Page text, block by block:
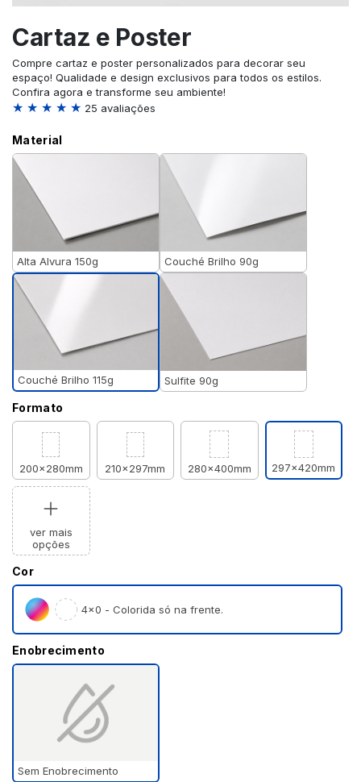
Cartaz e Poster
Compre cartaz e poster personalizados para decorar seu
espaço! Qualidade e design exclusivos para todos os estilos.
Confira agora e transforme seu ambiente!
★ ★ ★ ★ ★ 25 avaliações
Material
Alta Alvura 150g Couché Brilho 90g
Couché Brilho 115g Sulfite 90g
Formato
200x280mm 210x297mm 280x400mm 297x420mm
ver mais
opções
Cor
4×0 - Colorida só na frente.
Enobrecimento
Sem Enobrecimento